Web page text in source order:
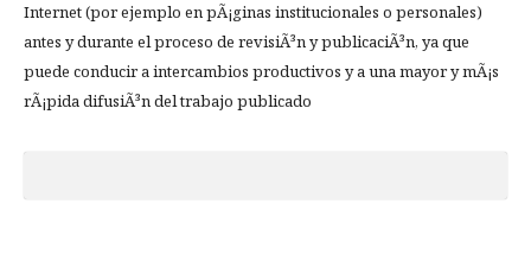
Internet (por ejemplo en pÃ¡ginas institucionales o personales)
antes y durante el proceso de revisiÃ³n y publicaciÃ³n, ya que
puede conducir a intercambios productivos y a una mayor y mÃ¡s
rÃ¡pida difusiÃ³n del trabajo publicado